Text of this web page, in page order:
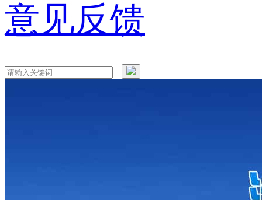
意见反馈